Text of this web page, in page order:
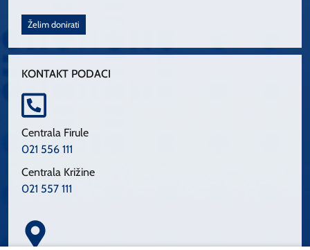
Želim donirati
KONTAKT PODACI
Centrala Firule
021 556 111
Centrala Križine
021 557 111